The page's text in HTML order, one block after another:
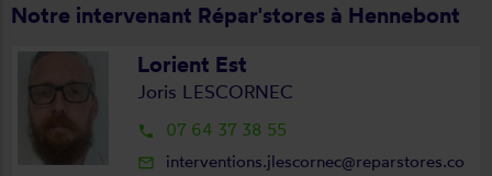
Notre intervenant Répar'stores à Hennebont
Lorient Est
Joris LESCORNEC
local_phone 07 64 37 38 55
mail_outline
interventions.jlescornec@reparstores.co